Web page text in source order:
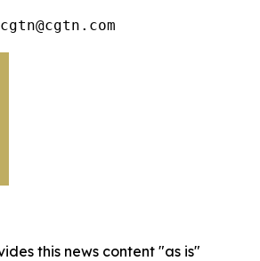
this news content "as is"